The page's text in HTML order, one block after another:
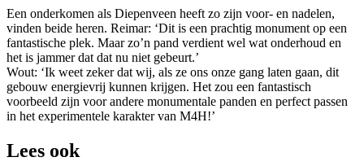
Een onderkomen als Diepenveen heeft zo zijn voor- en nadelen,
vinden beide heren. Reimar: ‘Dit is een prachtig monument op een
fantastische plek. Maar zo’n pand verdient wel wat onderhoud en
het is jammer dat dat nu niet gebeurt.’
Wout: ‘Ik weet zeker dat wij, als ze ons onze gang laten gaan, dit
gebouw energievrij kunnen krijgen. Het zou een fantastisch
voorbeeld zijn voor andere monumentale panden en perfect passen
in het experimentele karakter van M4H!’
Lees ook